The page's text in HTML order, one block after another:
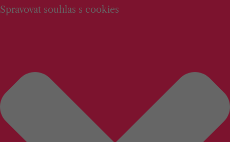
Spravovat souhlas s cookies